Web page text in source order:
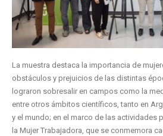
La muestra destaca la importancia de
obstáculos y prejuicios de las distintas
lograron sobresalir en campos como la
entre otros ámbitos científicos, tanto en
y el mundo; en el marco de las actividades
la Mujer Trabajadora, que se conmemora